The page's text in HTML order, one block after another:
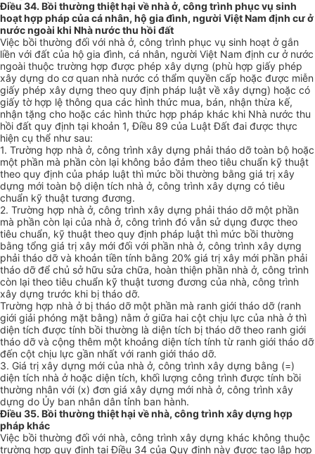
Điều 34. Bồi thường thiệt hại về nhà ở, công trình phục vụ sinh
hoạt hợp pháp của cá nhân, hộ gia đình, người Việt Nam định cư ở
nước ngoài khi Nhà nước thu hồi đất
Việc bồi thường đối với nhà ở, công trình phục vụ sinh hoạt ở gắn
liền với đất của hộ gia đình, cá nhân, người Việt Nam định cư ở nước
ngoài thuộc trường hợp được phép xây dựng (phù hợp giấy phép
xây dựng do cơ quan nhà nước có thẩm quyền cấp hoặc được miễn
giấy phép xây dựng theo quy định pháp luật về xây dựng) hoặc có
giấy tờ hợp lệ thông qua các hình thức mua, bán, nhận thừa kế,
nhận tặng cho hoặc các hình thức hợp pháp khác khi Nhà nước thu
hồi đất quy định tại khoản 1, Điều 89 của Luật Đất đai được thực
hiện cụ thể như sau:
1. Trường hợp nhà ở, công trình xây dựng phải tháo dỡ toàn bộ hoặc
một phần mà phần còn lại không bảo đảm theo tiêu chuẩn kỹ thuật
theo quy định của pháp luật thì mức bồi thường bằng giá trị xây
dựng mới toàn bộ diện tích nhà ở, công trình xây dựng có tiêu
chuẩn kỹ thuật tương đương.
2. Trường hợp nhà ở, công trình xây dựng phải tháo dỡ một phần
mà phần còn lại của nhà ở, công trình đó vẫn sử dụng được theo
tiêu chuẩn, kỹ thuật theo quy định pháp luật thì mức bồi thường
bằng tổng giá trị xây mới đối với phần nhà ở, công trình xây dựng
phải tháo dỡ và khoản tiền tính bằng 20% giá trị xây mới phần phải
tháo dỡ để chủ sở hữu sửa chữa, hoàn thiện phần nhà ở, công trình
còn lại theo tiêu chuẩn kỹ thuật tương đương của nhà, công trình
xây dựng trước khi bị tháo dỡ.
Trường hợp nhà ở bị tháo dỡ một phần mà ranh giới tháo dỡ (ranh
giới giải phóng mặt bằng) nằm ở giữa hai cột chịu lực của nhà ở thì
diện tích được tính bồi thường là diện tích bị tháo dỡ theo ranh giới
tháo dỡ và cộng thêm một khoảng diện tích tính từ ranh giới tháo dỡ
đến cột chịu lực gần nhất với ranh giới tháo dỡ.
3. Giá trị xây dựng mới của nhà ở, công trình xây dựng bằng (=)
diện tích nhà ở hoặc diện tích, khối lượng công trình được tính bồi
thường nhân với (x) đơn giá xây dựng mới nhà ở, công trình xây
dựng do Ủy ban nhân dân tỉnh ban hành.
Điều 35. Bồi thường thiệt hại về nhà, công trình xây dựng hợp
pháp khác
Việc bồi thường đối với nhà, công trình xây dựng khác không thuộc
trường hợp quy định tại Điều 34 của Quy định này được tạo lập hợp